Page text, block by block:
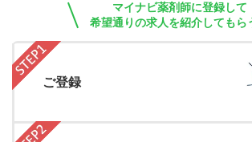
マイナビ薬剤師に登録して
希望通りの求人を紹介してもら
ご登録